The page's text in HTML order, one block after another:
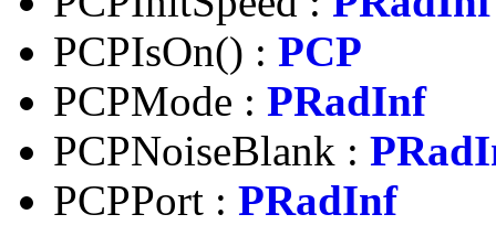
PCPIsOn() : PCP
PCPMode : PRadInf
PCPNoiseBlank :
PCPPort : PRadInf